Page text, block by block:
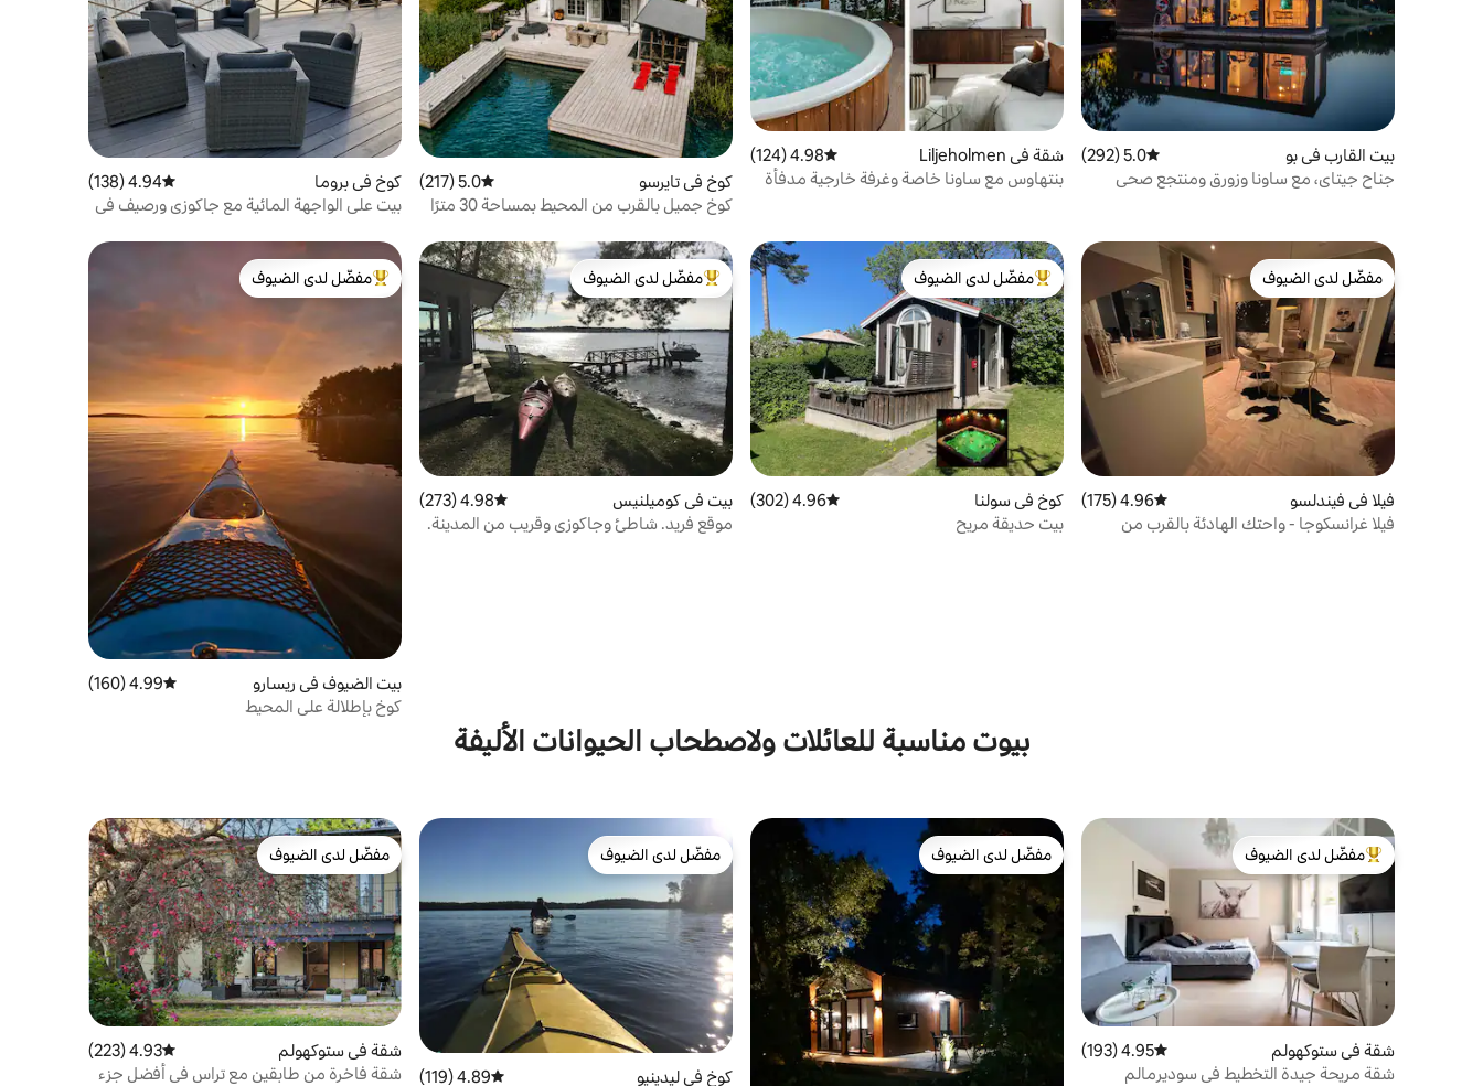
بيت القارب في بو متوسط التقييم 5.0 من 5، 292 مراجعات
5.0 (292)
جناح جيتاي، مع ساونا وزورق ومنتجع صحي
شقة في Liljeholmen متوسط التقييم 4.98 من 5، 124 مراجعات
4.98 (124)
بنتهاوس مع ساونا خاصة وغرفة خارجية مدفأة
كوخ في تايرسو متوسط التقييم 5.0 من 5، 217 مراجعات
5.0 (217)
كوخ جميل بالقرب من المحيط بمساحة 30 مترًا
كوخ في بروما متوسط التقييم 4.94 من 5، 138 مراجعات
4.94 (138)
بيت على الواجهة المائية مع جاكوزي ورصيف في
مفضّل لدى الضيوف
مفضّل لدى الضيوف
فيلا في فيندلسو متوسط التقييم 4.96 من 5، 175 مراجعات
4.96 (175)
فيلا غرانسكوجا - واحتك الهادئة بالقرب من
من أبرز البيوت المفضّلة لدى الضيوف
مفضّل لدى الضيوف
كوخ في سولنا متوسط التقييم 4.96 من 5، 302 مراجعات
4.96 (302)
بيت حديقة مريح
من أبرز البيوت المفضّلة لدى الضيوف
مفضّل لدى الضيوف
بيت في كوميلنيس متوسط التقييم 4.98 من 5، 273 مراجعات
4.98 (273)
موقع فريد. شاطئ وجاكوزي وقريب من المدينة.
من أبرز البيوت المفضّلة لدى الضيوف
مفضّل لدى الضيوف
بيت الضيوف في ريسارو متوسط التقييم 4.99 من 5، 160 مراجعات
4.99 (160)
كوخ بإطلالة على المحيط
بيوت مناسبة للعائلات ولاصطحاب الحيوانات الأليفة
من أبرز البيوت المفضّلة لدى الضيوف
مفضّل لدى الضيوف
شقة في ستوكهولم متوسط التقييم 4.95 من 5، 193 مراجعات
4.95 (193)
شقة مريحة جيدة التخطيط في سوديرمالم
مفضّل لدى الضيوف
مفضّل لدى الضيوف
مفضّل لدى الضيوف
مفضّل لدى الضيوف
كوخ في ليدينيو متوسط التقييم 4.89 من 5، 119 مراجعات
4.89 (119)
مفضّل لدى الضيوف
مفضّل لدى الضيوف
شقة في ستوكهولم متوسط التقييم 4.93 من 5، 223 مراجعات
4.93 (223)
شقة فاخرة من طابقين مع تراس في أفضل جزء